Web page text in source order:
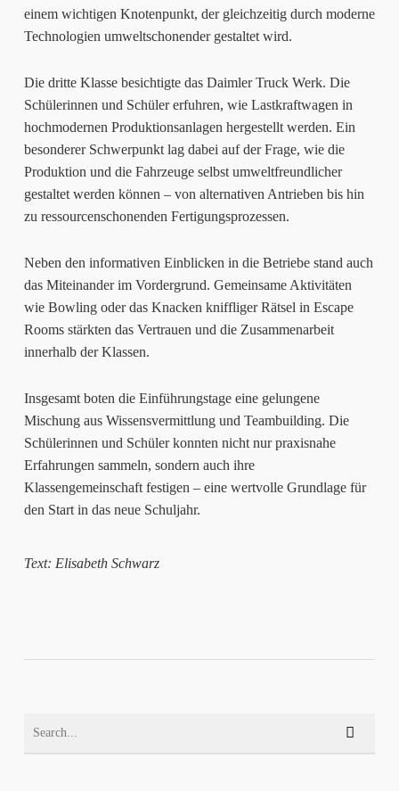
einem wichtigen Knotenpunkt, der gleichzeitig durch moderne
Technologien umweltschonender gestaltet wird.
Die dritte Klasse besichtigte das Daimler Truck Werk. Die
Schülerinnen und Schüler erfuhren, wie Lastkraftwagen in
hochmodernen Produktionsanlagen hergestellt werden. Ein
besonderer Schwerpunkt lag dabei auf der Frage, wie die
Produktion und die Fahrzeuge selbst umweltfreundlicher
gestaltet werden können – von alternativen Antrieben bis hin
zu ressourcenschonenden Fertigungsprozessen.
Neben den informativen Einblicken in die Betriebe stand auch
das Miteinander im Vordergrund. Gemeinsame Aktivitäten
wie Bowling oder das Knacken kniffliger Rätsel in Escape
Rooms stärkten das Vertrauen und die Zusammenarbeit
innerhalb der Klassen.
Insgesamt boten die Einführungstage eine gelungene
Mischung aus Wissensvermittlung und Teambuilding. Die
Schülerinnen und Schüler konnten nicht nur praxisnahe
Erfahrungen sammeln, sondern auch ihre
Klassengemeinschaft festigen – eine wertvolle Grundlage für
den Start in das neue Schuljahr.
Text: Elisabeth Schwarz